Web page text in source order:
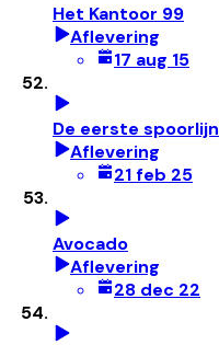
Het Kantoor 99
Aflevering
17 aug 15
De eerste spoorlijn
Aflevering
21 feb 25
Avocado
Aflevering
28 dec 22